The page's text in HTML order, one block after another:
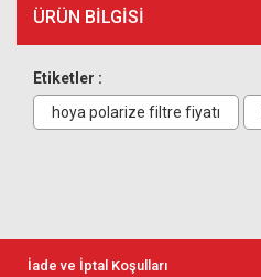
ÜRÜN BILGISI
Etiketler :
hoya polarize filtre fiyatı
İade ve İptal Koşulları